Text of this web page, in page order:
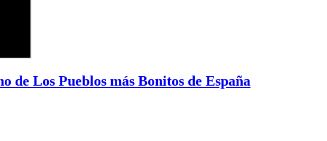
de Los Pueblos más Bonitos de España